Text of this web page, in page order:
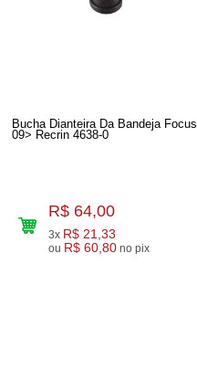
Bucha Dianteira Da Bandeja Focus
09> Recrin 4638-0
R$ 64,00
3x R$ 21,33
ou R$ 60,80 no pix